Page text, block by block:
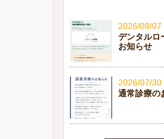
2026/08/07
デンタルロ
お知らせ
2026/07/30
通常診療の